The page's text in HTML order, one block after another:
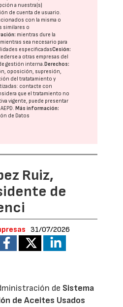
a nuestra(s)
de cuenta de usuario.
con la misma o
similares o
mientras dure la
sea necesario para
especificadasCesión:
a otras empresas del
gestión interna.Derechos:
oposición, supresión,
del tratatamiento y
contacte con
que el tratamiento no
vigente, puede presentar
AEPD.Más información:
de Datos
Ruiz,
de
31/07/2026
de Sistema
de Aceites Usados